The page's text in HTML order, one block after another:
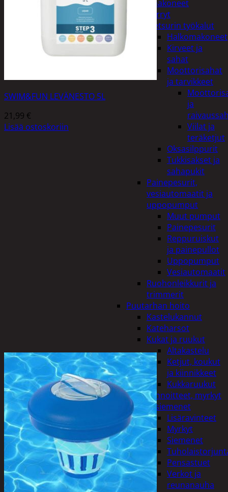
Puutarhakoneet
Kärryt
Metsurin työkalut
Halkomakoneet
Kirveet ja
sahat
Moottorisahat
ja tarvikkeet
ja
Viilat ja
teräketjut
Oksasilppurit
Tukkisakset ja
sahapukit
Painepesurit,
vesiautomaatit ja
uppopumput
Muut pumput
Painepesurit
Reppuruiskut
ja painepullot
Uppopumput
Vesiautomaatit
Ruohonleikkurit ja
trimmerit
Puutarhan hoito
Kastelukannut
Kateharsot
Kukat ja ruukut
Altakastelu
Ketjut, koukut
ja kiinnikkeet
Kukkaruukut
Lannoitteet, myrkyt
ja siemenet
Lisäravinteet
Myrkyt
Siemenet
Pensastuet
Verkot ja
reunanauha
SWIM&FUN LEVÄNESTO 5L
21,99 €
Lisää ostoskoriin